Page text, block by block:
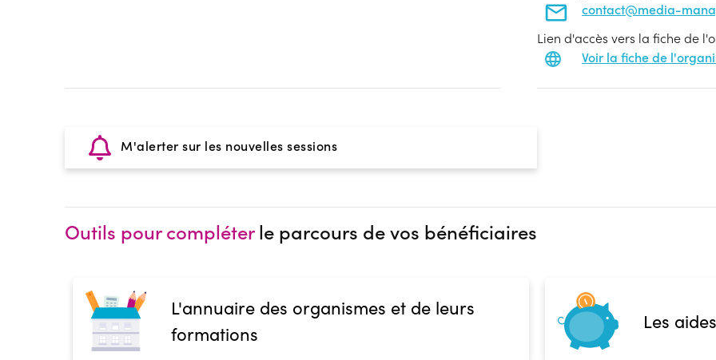
contact@media-
Lien d'accès vers la fiche de
Voir la fiche de
M'alerter sur les nouvelles sessions
Outils pour compléterle parcours de vos bénéficiaires
L'annuaire des organismes et de leurs
formations
Les